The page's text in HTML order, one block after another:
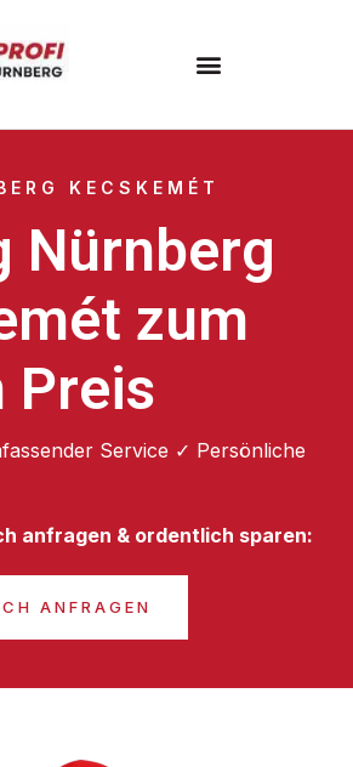
KECSKEMÉT
Nürnberg
zum
Preis
Service ✓ Persönliche
anfragen & ordentlich sparen:
ANFRAGEN